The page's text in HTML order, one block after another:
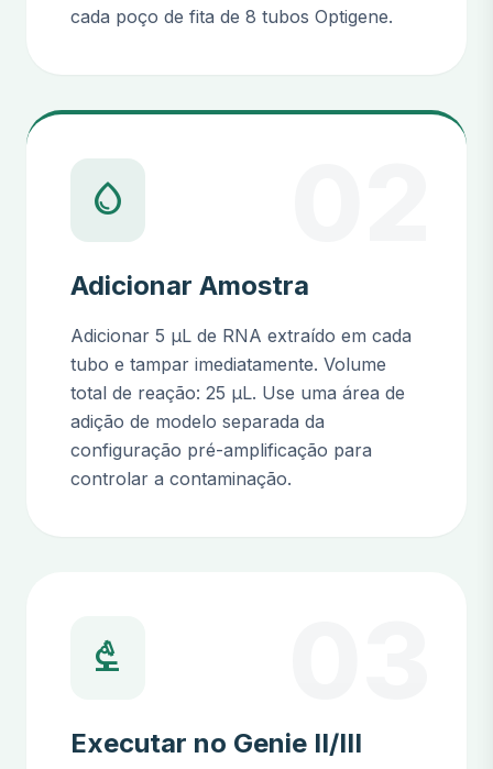
cada poço de fita de 8 tubos Optigene.
water_drop
Adicionar Amostra
Adicionar 5 µL de RNA extraído em cada
tubo e tampar imediatamente. Volume
total de reação: 25 µL. Use uma área de
adição de modelo separada da
configuração pré-amplificação para
controlar a contaminação.
biotech
Executar no Genie II/III